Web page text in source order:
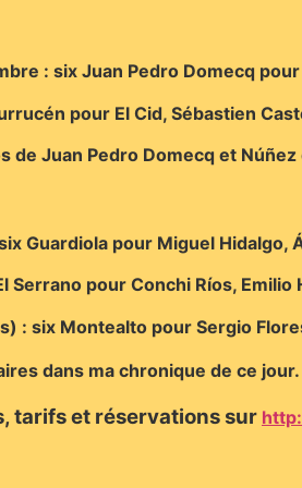
: six Juan Pedro Domecq
pour El Cid, Sébastien
de Juan Pedro Domecq et
Guardiola pour Miguel Hidalgo,
Serrano pour Conchi Ríos,
: six Montealto pour Sergio
dans ma chronique de ce
tarifs et réservations sur